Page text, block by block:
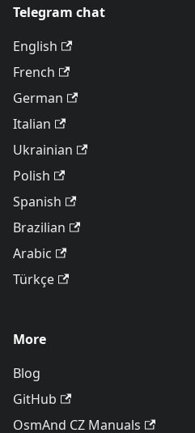
Telegram chat
English
French
German
Italian
Ukrainian
Polish
Spanish
Brazilian
Arabic
Türkçe
More
Blog
GitHub
OsmAnd CZ Manuals